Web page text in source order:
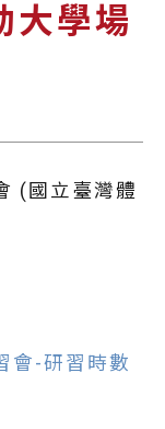
大學場
(國立臺灣體
會-研習時數